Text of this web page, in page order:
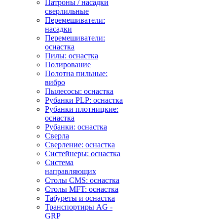
Патроны / насадки
сверлильные
Перемешиватели:
насадки
Перемешиватели:
оснастка
Пилы: оснастка
Полирование
Полотна пильные:
вибро
Пылесосы: оснастка
Рубанки PLP: оснастка
Рубанки плотницкие:
оснастка
Рубанки: оснастка
Сверла
Сверление: оснастка
Систейнеры: оснастка
Система
направляющих
Столы CMS: оснастка
Столы MFT: оснастка
Табуреты и оснастка
Транспортиры AG -
GRP